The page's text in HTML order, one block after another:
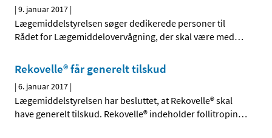
|9. januar 2017 |
Lægemiddelstyrelsen søger dedikerede personer til
Rådet for Lægemiddelovervågning, der skal være med…
Rekovelle® får generelt tilskud
|6. januar 2017 |
Lægemiddelstyrelsen har besluttet, at Rekovelle® skal
have generelt tilskud. Rekovelle® indeholder follitropin…